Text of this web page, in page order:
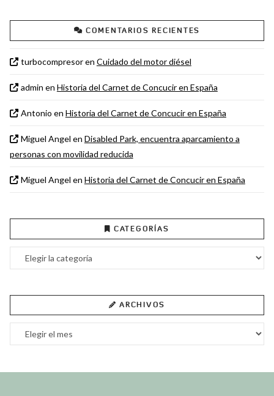
COMENTARIOS RECIENTES
turbocompresoren Cuidado del motor diésel
admin en Historia del Carnet de Concucir en España
Antonio en Historia del Carnet de Concucir en España
Miguel Angel en Disabled Park, encuentra aparcamiento a
personas con movilidad reducida
Miguel Angel en Historia del Carnet de Concucir en España
CATEGORÍAS
Categorías
ARCHIVOS
Archivos